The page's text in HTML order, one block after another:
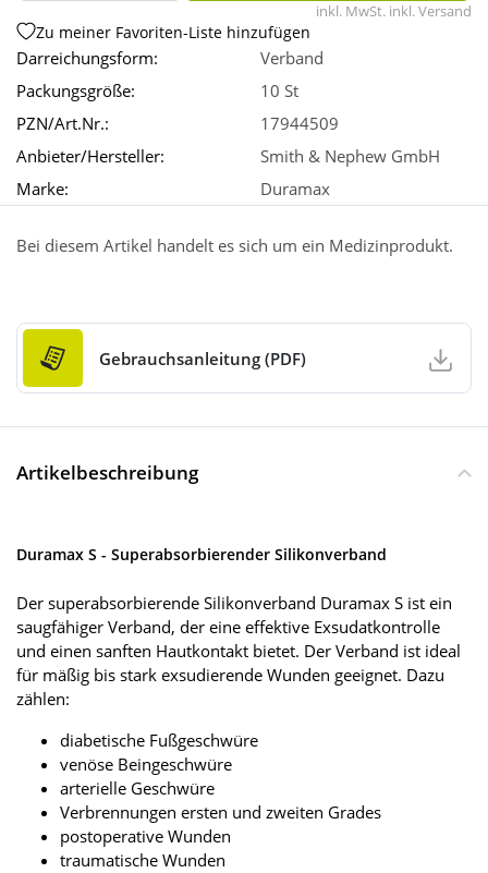
inkl. MwSt. inkl. Versand
Zu meiner Favoriten-Liste hinzufügen
Darreichungsform:
Verband
Packungsgröße:
10 St
PZN/Art.Nr.:
17944509
Anbieter/Hersteller:
Smith & Nephew GmbH
Marke:
Duramax
Bei diesem Artikel handelt es sich um ein Medizinprodukt.
Gebrauchsanleitung (PDF)
Artikelbeschreibung
Duramax S - Superabsorbierender Silikonverband
Der superabsorbierende Silikonverband Duramax S ist ein
saugfähiger Verband, der eine effektive Exsudatkontrolle
und einen sanften Hautkontakt bietet. Der Verband ist ideal
für mäßig bis stark exsudierende Wunden geeignet. Dazu
zählen:
diabetische Fußgeschwüre
venöse Beingeschwüre
arterielle Geschwüre
Verbrennungen ersten und zweiten Grades
postoperative Wunden
traumatische Wunden